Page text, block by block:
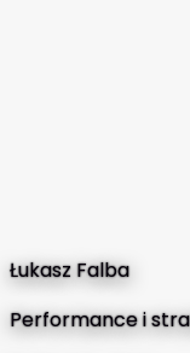
Łukasz Falba
Performance i